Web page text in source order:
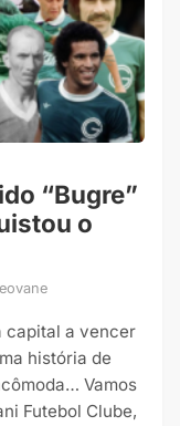
“Bugre”
o
capital a vencer
história de
Vamos
Futebol Clube,